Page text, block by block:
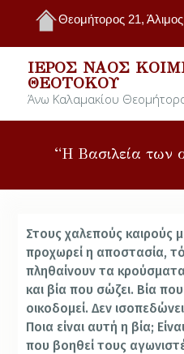
Θεομήτορος 21, Άλιμος
ΙΕΡΌΣ ΝΑΌΣ
ΘΕΟΤΌΚΟΥ
Άνω Καλαμακίου
“Η Βασιλεία των
Στους χαλεπούς καιρούς
προχωρεί η αποστασία,
πληθαίνουν τα
και βία που σώζει. Βία
οικοδομεί. Δεν
Ποια είναι αυτή η βία;
που βοηθεί τους